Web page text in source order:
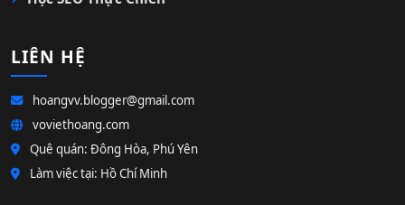
LIÊN HỆ
hoangvv.blogger@gmail.com
voviethoang.com
Quê quán: Đông Hòa, Phú Yên
Làm việc tại: Hồ Chí Minh